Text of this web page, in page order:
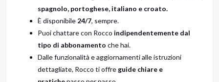
spagnolo, portoghese, italiano e croato.
È disponibile 24/7, sempre.
Puoi chattare con Rocco indipendentemente dal
tipo di abbonamento che hai.
Dalle funzionalità e aggiornamenti alle istruzioni
dettagliate, Rocco ti offre guide chiare e